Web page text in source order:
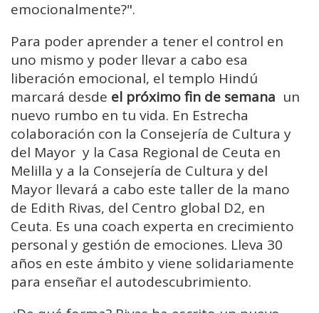
emocionalmente?".
Para poder aprender a tener el control en
uno mismo y poder llevar a cabo esa
liberación emocional, el templo Hindú
marcará desde el próximo fin de semana un
nuevo rumbo en tu vida. En Estrecha
colaboración con la Consejería de Cultura y
del Mayor y la Casa Regional de Ceuta en
Melilla y a la Consejería de Cultura y del
Mayor llevará a cabo este taller de la mano
de Edith Rivas, del Centro global D2, en
Ceuta. Es una coach experta en crecimiento
personal y gestión de emociones. Lleva 30
años en este ámbito y viene solidariamente
para enseñar el autodescubrimiento.